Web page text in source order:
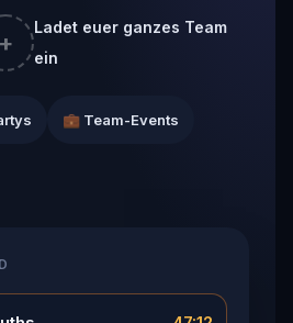
+
Ladet euer ganzes Team
ein
💼 Team-Events